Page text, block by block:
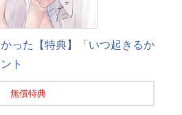
った【特典】「いつ起きるか
ト
無償特典